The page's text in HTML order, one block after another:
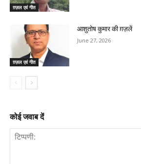
ग़ज़ल एवं गीत
ग़ज़ल एवं गीत
आशुतोष कुमार की ग़ज़लें
June 27, 2026
कोई जवाब दें